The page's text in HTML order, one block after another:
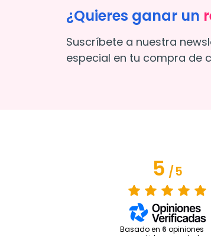
¿Quieres ganar un
Suscríbete a nuestra
especial en tu compra de
5/5
Basado en 6 opiniones